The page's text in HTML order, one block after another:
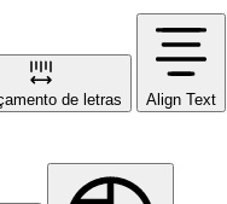
de letras Align Text